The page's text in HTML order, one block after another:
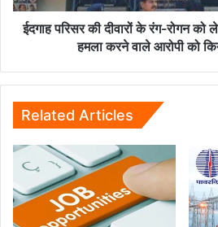
लेकर
प्राणघातक
करने
वाले
आरोपी
को
गया
गिरफ्तार
ईदगाह परिसर की दीवारों के रंग-रोगन को
हमला करने वाले आरोपी को
Related Articles